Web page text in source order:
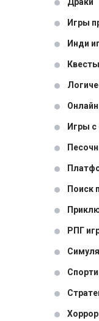
Игры
Инди
Квесты
Игры
Поиск
РПГ